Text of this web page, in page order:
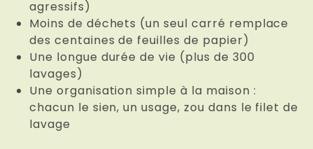
agressifs)
Moins de déchets (un seul carré remplace
des centaines de feuilles de papier)
Une longue durée de vie (plus de 300
lavages)
Une organisation simple à la maison :
chacun le sien, un usage, zou dans le filet de
lavage